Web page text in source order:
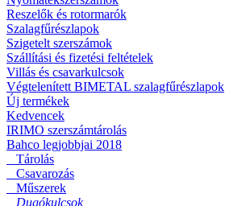
Reszelők és rotormarók
Szalagfűrészlapok
Szigetelt szerszámok
Szállítási és fizetési feltételek
Villás és csavarkulcsok
Végtelenített BIMETAL szalagfűrészlapok
Új termékek
Kedvencek
IRIMO szerszámtárolás
Bahco legjobbjai 2018
Tárolás
Csavarozás
Műszerek
Dugókulcsok